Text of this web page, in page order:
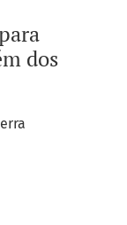
dos